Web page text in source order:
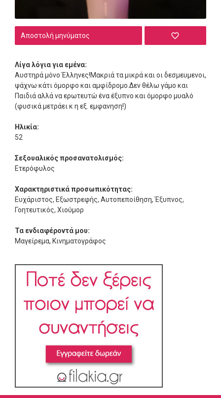
Αποστολή μηνύματος
Λίγα λόγια για εμένα:
Αυστηρά μόνο Έλληνες!Μακριά τα μικρά και οι δεσμευμενοι,
ψάχνω κάτι όμορφο και αμφίδρομο.Δεν θέλω γάμο και
Παιδιά αλλά να ερωτευτώ ένα έξυπνο και όμορφο μυαλό
(φυσικά μετράει κ η εξ. εμφανηση!)
Ηλικία:
52
Σεξουαλικός προσανατολισμός:
Ετερόφυλος
Χαρακτηριστικά προσωπικότητας:
Ευχάριστος, Εξωστρεφής, Αυτοπεποίθηση, Έξυπνος,
Γοητευτικός, Χιούμορ
Τα ενδιαφέροντά μου:
Μαγείρεμα, Κινηματογράφος